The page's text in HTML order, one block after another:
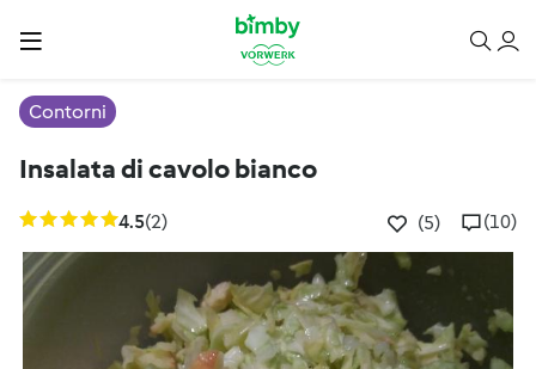
Contorni
Insalata di cavolo bianco
4.5(2) (5) (10)